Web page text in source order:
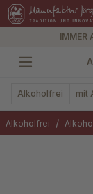
springen
IMMER
Alkoholfrei mit
Alkoholfrei /